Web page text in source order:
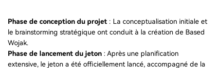
Phase de conception du projet : La conceptualisation initiale et
le brainstorming stratégique ont conduit à la création de Based
Wojak.
Phase de lancement du jeton : Après une planification
extensive, le jeton a été officiellement lancé, accompagné de la